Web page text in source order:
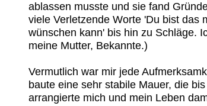
ablassen musste und sie fand
viele Verletzende Worte 'Du bist das
wünschen kann' bis hin zu Schläge.
meine Mutter, Bekannte.)
Vermutlich war mir jede
baute eine sehr stabile Mauer, die
arrangierte mich und mein Leben